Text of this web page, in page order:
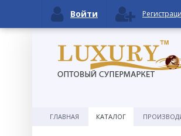
ГЛАВНАЯ КАТАЛОГ
Войти